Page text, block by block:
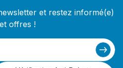
et restez informé(e)
offres !